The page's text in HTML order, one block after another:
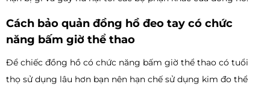
Cách bảo quản đồng hồ đeo tay có chức
năng bấm giờ thể thao
Để chiếc đồng hồ có chức năng bấm giờ thể thao có tuổi
thọ sử dụng lâu hơn bạn nên hạn chế sử dụng kim đo thể